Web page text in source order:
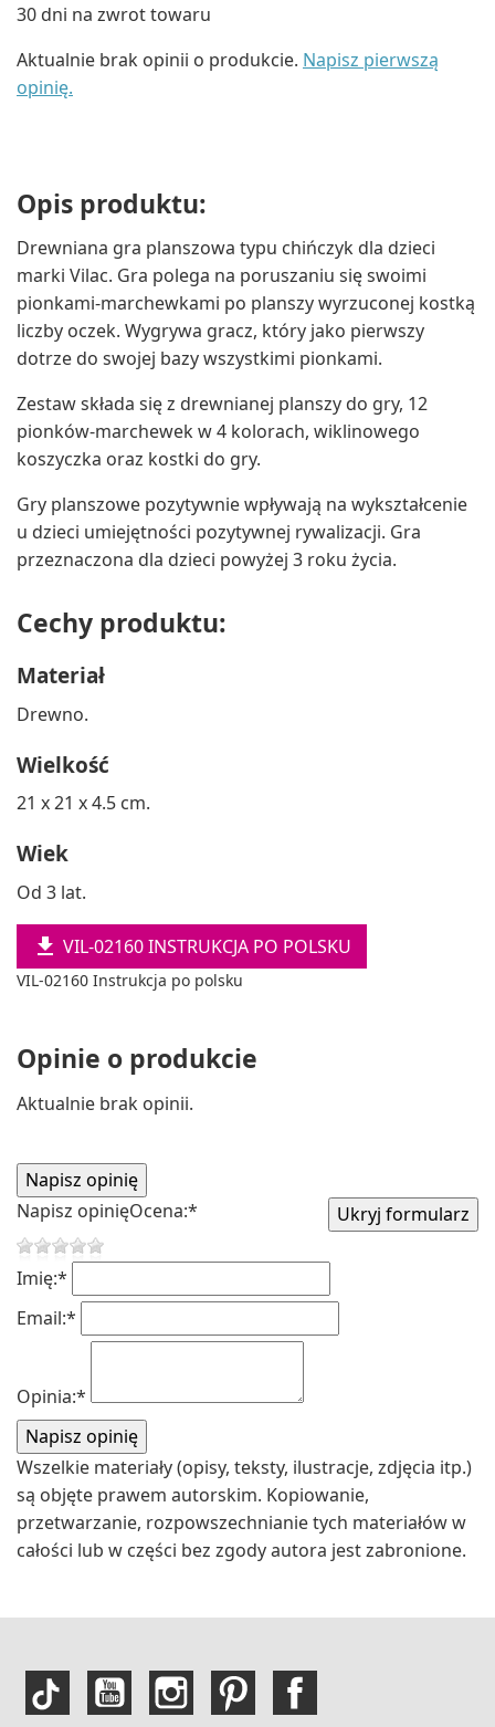
30 dni na zwrot towaru
Aktualnie brak opinii o produkcie. Napisz pierwszą
opinię.
Opis produktu:
Drewniana gra planszowa typu chińczyk dla dzieci
marki Vilac. Gra polega na poruszaniu się swoimi
pionkami-marchewkami po planszy wyrzuconej kostką
liczby oczek. Wygrywa gracz, który jako pierwszy
dotrze do swojej bazy wszystkimi pionkami.
Zestaw składa się z drewnianej planszy do gry, 12
pionków-marchewek w 4 kolorach, wiklinowego
koszyczka oraz kostki do gry.
Gry planszowe pozytywnie wpływają na wykształcenie
u dzieci umiejętności pozytywnej rywalizacji. Gra
przeznaczona dla dzieci powyżej 3 roku życia.
Cechy produktu:
Materiał
Drewno.
Wielkość
21 x 21 x 4.5 cm.
Wiek
Od 3 lat.
 VIL-02160 INSTRUKCJA PO POLSKU
VIL-02160 Instrukcja po polsku
Opinie o produkcie
Aktualnie brak opinii.
Napisz opinięOcena:*
Imię:*
Email:*
Opinia:*
Wszelkie materiały (opisy, teksty, ilustracje, zdjęcia itp.)
są objęte prawem autorskim. Kopiowanie,
przetwarzanie, rozpowszechnianie tych materiałów w
całości lub w części bez zgody autora jest zabronione.